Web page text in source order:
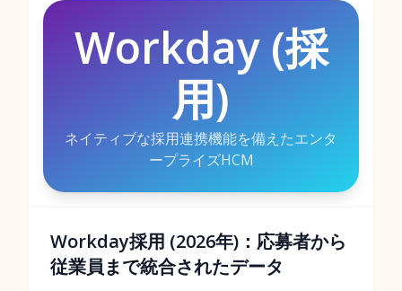
Workday (採
用)
ネイティブな採用連携機能を備えたエンタ
ープライズHCM
Workday採用 (2026年)：応募者から
従業員まで統合されたデータ